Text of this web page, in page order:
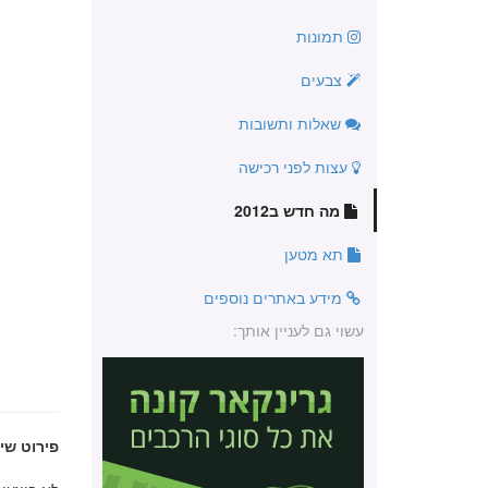
תמונות
צבעים
שאלות ותשובות
עצות לפני רכישה
מה חדש ב2012
תא מטען
מידע באתרים נוספים
עשוי גם לעניין אותך:
פירוט